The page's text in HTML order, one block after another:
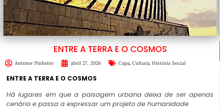
ENTRE A TERRA E O COSMOS
Antenor Pinheiro abril 27, 2026 Capa, Cultura, História Social
ENTRE A TERRA E O COSMOS
Há lugares em que a paisagem urbana deixa de ser apenas
cenário e passa a expressar um projeto de humanidade